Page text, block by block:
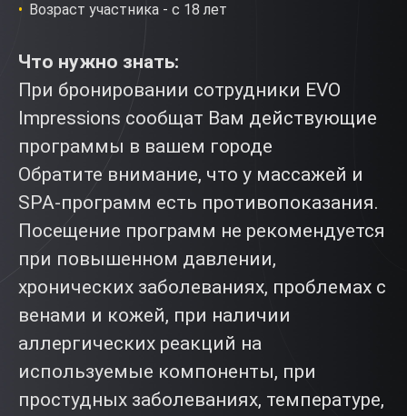
Возраст участника - с 18 лет
Что нужно знать:
При бронировании сотрудники EVO
Impressions сообщат Вам действующие
программы в вашем городе
Обратите внимание, что у массажей и
SPA-программ есть противопоказания.
Посещение программ не рекомендуется
при повышенном давлении,
хронических заболеваниях, проблемах с
венами и кожей, при наличии
аллергических реакций на
используемые компоненты, при
простудных заболеваниях, температуре,